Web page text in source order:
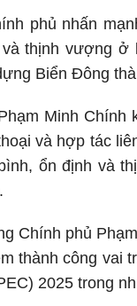
phủ nhấn
thịnh vượng
Biển Đông
Minh Chính
và hợp tác
ổn định và
Chính phủ
thành công vai
2025 trong